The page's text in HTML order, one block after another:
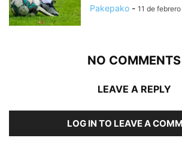
Pakepako - 11 de
NO COMMENTS
LEAVE A REPLY
LOG IN TO LEAVE A